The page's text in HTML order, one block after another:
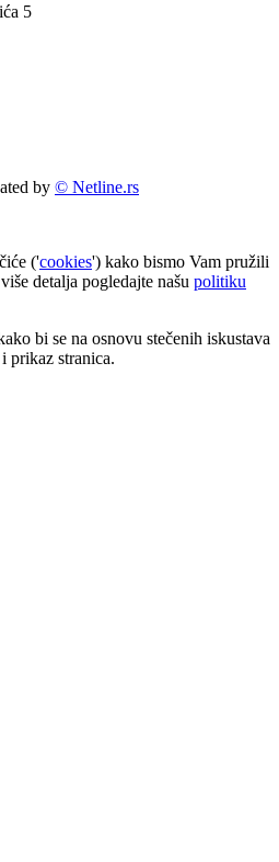
5
by © Netline.rs
('cookies') kako bismo Vam pružili
detalja pogledajte našu politiku
bi se na osnovu stečenih iskustava
prikaz stranica.